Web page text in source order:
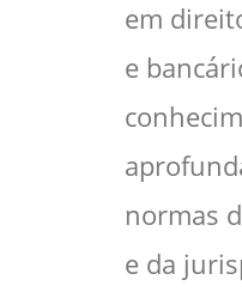
em
e
normas
e da